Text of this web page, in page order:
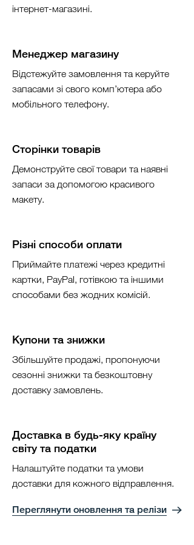
інтернет-магазині.
Відстежуйте замовлення та керуйте
запасами зі свого комп’ютера або
мобільного телефону.
Менеджер магазину
Демонструйте свої товари та наявні
запаси за допомогою красивого
макету.
Сторінки товарів
Приймайте платежі через кредитні
картки, PayPal, готівкою та іншими
способами без жодних комісій.
Різні способи оплати
Збільшуйте продажі, пропонуючи
сезонні знижки та безкоштовну
доставку замовлень.
Купони та знижки
Налаштуйте податки та умови
доставки для кожного відправлення.
Доставка в будь-яку країну
світу та податки
Переглянути оновлення та релізи